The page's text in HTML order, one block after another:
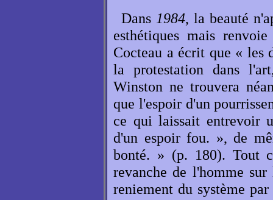
Dans 1984, la beauté
esthétiques mais
Cocteau a écrit que « les
la protestation dans
Winston ne trouvera
que l'espoir d'un
ce qui laissait entrevoir
d'un espoir fou. », de
bonté. » (p. 180). Tout
revanche de l'homme
reniement du système